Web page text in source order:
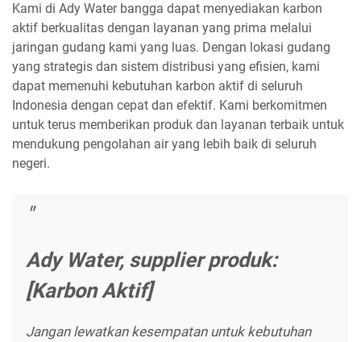
Kami di Ady Water bangga dapat menyediakan karbon
aktif berkualitas dengan layanan yang prima melalui
jaringan gudang kami yang luas. Dengan lokasi gudang
yang strategis dan sistem distribusi yang efisien, kami
dapat memenuhi kebutuhan karbon aktif di seluruh
Indonesia dengan cepat dan efektif. Kami berkomitmen
untuk terus memberikan produk dan layanan terbaik untuk
mendukung pengolahan air yang lebih baik di seluruh
negeri.
Ady Water, supplier produk:
[Karbon Aktif]
Jangan lewatkan kesempatan untuk kebutuhan